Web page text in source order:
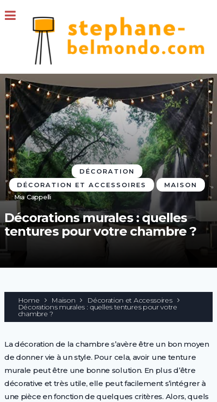
DÉCORATION
DÉCORATION ET ACCESSOIRES
MAISON
Mia Cappelli
Décorations murales : quelles
tentures pour votre chambre ?
Home Maison Décoration et Accessoires
Décorations murales : quelles tentures pour votre
chambre ?
La décoration de la chambre s’avère être un bon moyen
de donner vie à un style. Pour cela, avoir une tenture
murale peut être une bonne solution. En plus d’être
décorative et très utile, elle peut facilement s’intégrer à
une pièce en fonction de quelques critères. Alors, quels